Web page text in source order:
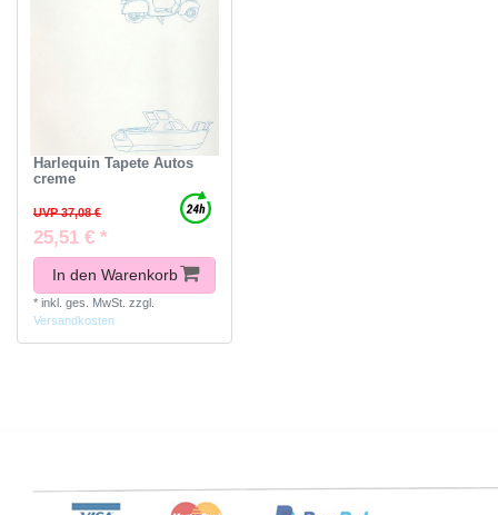
Harlequin Tapete Autos
creme
UVP 37,08 €
25,51 € *
In den Warenkorb
* inkl. ges. MwSt. zzgl.
Versandkosten